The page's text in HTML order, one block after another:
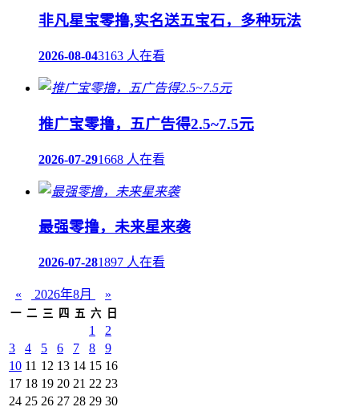
非凡星宝零撸,实名送五宝石，多种玩法
2026-08-043163 人在看
推广宝零撸，五广告得2.5~7.5元
2026-07-291668 人在看
最强零撸，未来星来袭
2026-07-281897 人在看
« 2026年8月 »
一 二 三 四 五 六 日
1
2
3
4 5 6 7 8
9
10 11 12 13 14 15 16
17 18 19 20 21 22 23
24 25 26 27 28 29 30